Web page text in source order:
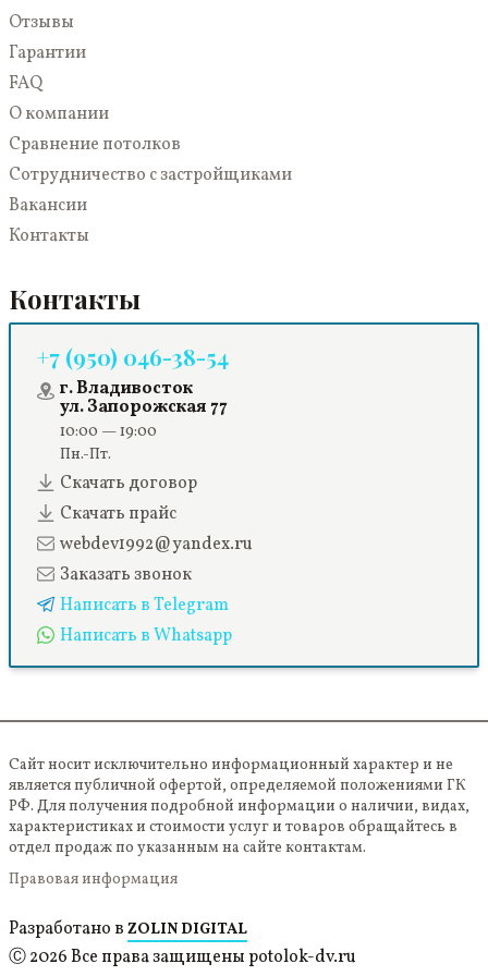
Отзывы
Гарантии
FAQ
О компании
Сравнение потолков
Сотрудничество с застройщиками
Вакансии
Контакты
Контакты
+7 (950) 046-38-54
г. Владивосток
ул. Запорожская 77
10:00 — 19:00
Пн.-Пт.
Скачать договор
Скачать прайс
webdev1992@yandex.ru
Заказать звонок
Написать в Telegram
Написать в Whatsapp
Сайт носит исключительно информационный характер и не
является публичной офертой, определяемой положениями ГК
РФ. Для получения подробной информации о наличии, видах,
характеристиках и стоимости услуг и товаров обращайтесь в
отдел продаж по указанным на сайте контактам.
Правовая информация
Разработано в ZOLIN DIGITAL
Ⓒ 2026 Все права защищены potolok-dv.ru